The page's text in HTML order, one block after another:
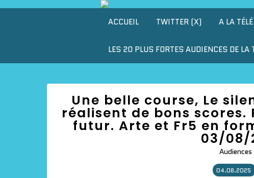
ACCUEIL TWITTER (X) A LA TÉLÉ
LES 20 PLUS FORTES AUDIENCES DE
Une belle course, Le
réalisent de bons scores.
futur. Arte et Fr5 en
03/08/
Audiences
04.08.2025